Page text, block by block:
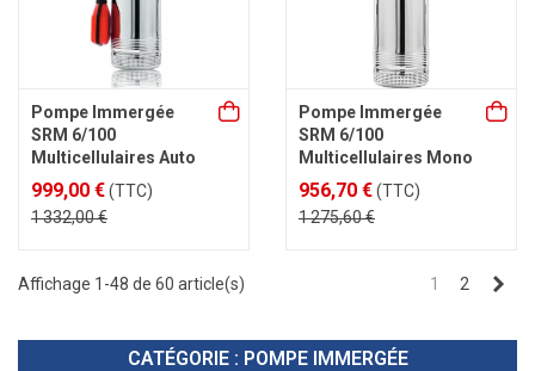
Pompe Immergée
SRM 6/100
Multicellulaires Auto
999,00 €(TTC)
1 332,00 €
Pompe Immergée
SRM 6/100
Multicellulaires Mono
956,70 €(TTC)
1 275,60 €
Affichage 1-48 de 60 article(s) 1 2
CATÉGORIE : POMPE IMMERGÉE